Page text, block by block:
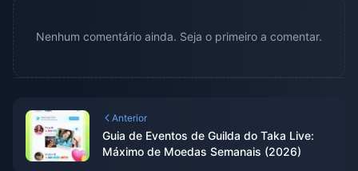
Nenhum comentário ainda. Seja o primeiro a comentar.
Anterior
Guia de Eventos de Guilda do Taka Live:
Máximo de Moedas Semanais (2026)